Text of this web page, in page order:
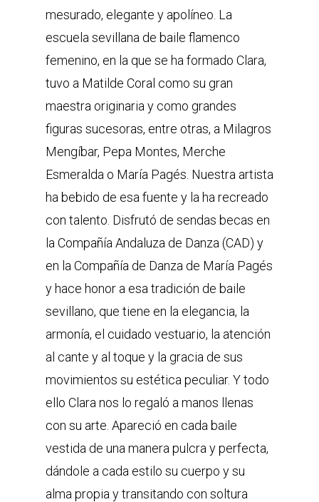
mesurado, elegante y apolíneo. La
escuela sevillana de baile flamenco
femenino, en la que se ha formado Clara,
tuvo a Matilde Coral como su gran
maestra originaria y como grandes
figuras sucesoras, entre otras, a Milagros
Mengíbar, Pepa Montes, Merche
Esmeralda o María Pagés. Nuestra artista
ha bebido de esa fuente y la ha recreado
con talento. Disfrutó de sendas becas en
la Compañía Andaluza de Danza (CAD) y
en la Compañía de Danza de María Pagés
y hace honor a esa tradición de baile
sevillano, que tiene en la elegancia, la
armonía, el cuidado vestuario, la atención
al cante y al toque y la gracia de sus
movimientos su estética peculiar. Y todo
ello Clara nos lo regaló a manos llenas
con su arte. Apareció en cada baile
vestida de una manera pulcra y perfecta,
dándole a cada estilo su cuerpo y su
alma propia y transitando con soltura